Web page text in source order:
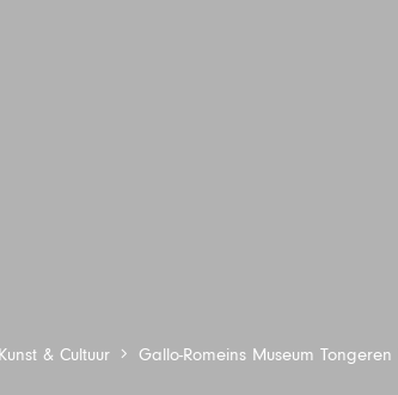
& Cultuur Gallo-Romeins Museum